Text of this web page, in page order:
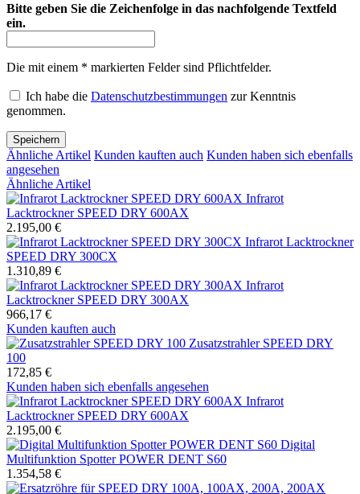
Bitte geben Sie die Zeichenfolge in das nachfolgende Textfeld
ein.
Die mit einem * markierten Felder sind Pflichtfelder.
Ich habe die Datenschutzbestimmungen zur Kenntnis
genommen.
Speichern
Ähnliche Artikel Kunden kauften auch Kunden haben sich ebenfalls
angesehen
Ähnliche Artikel
Infrarot
Lacktrockner SPEED DRY 600AX
2.195,00 €
Infrarot Lacktrockner
SPEED DRY 300CX
1.310,89 €
Infrarot
Lacktrockner SPEED DRY 300AX
966,17 €
Kunden kauften auch
Zusatzstrahler SPEED DRY
100
172,85 €
Kunden haben sich ebenfalls angesehen
Infrarot
Lacktrockner SPEED DRY 600AX
2.195,00 €
Digital
Multifunktion Spotter POWER DENT S60
1.354,58 €